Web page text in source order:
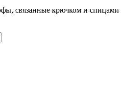
связанные крючком и спицами